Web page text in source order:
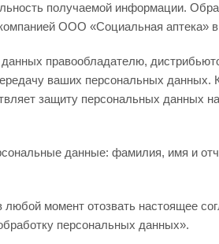
получаемой информации.
ООО «Социальная аптека»
правообладателю,
ваших персональных
защиту персональных данных
данные: фамилия, имя и
момент отозвать настоящее
персональных данных».